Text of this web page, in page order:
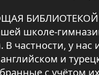
школе-
частности, у
английском и
с учётом